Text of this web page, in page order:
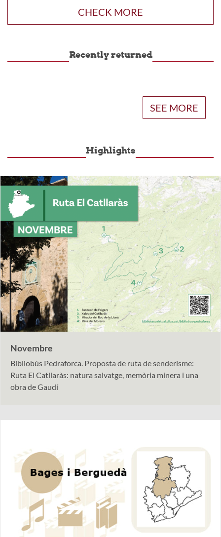
CHECK MORE
Recently returned
SEE MORE
Highlights
Novembre
Bibliobús Pedraforca. Proposta de ruta de senderisme:
Ruta El Catllaràs: natura salvatge, memòria minera i una
obra de Gaudí